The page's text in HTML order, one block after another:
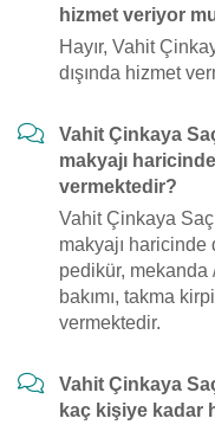
hizmet veriyor
Hayır, Vahit
dışında hizmet
Vahit Çinkaya
makyajı
vermektedir?
Vahit Çinkaya
makyajı haricinde
pedikür,
bakımı, takma
vermektedir.
Vahit Çinkaya
kaç kişiye kadar